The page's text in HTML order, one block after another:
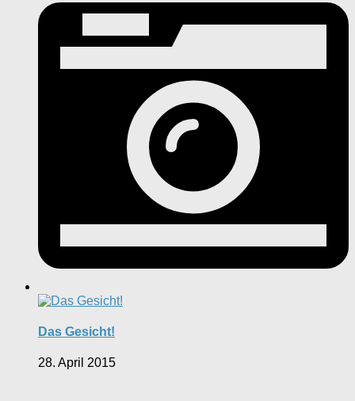
Das Gesicht!
28. April 2015